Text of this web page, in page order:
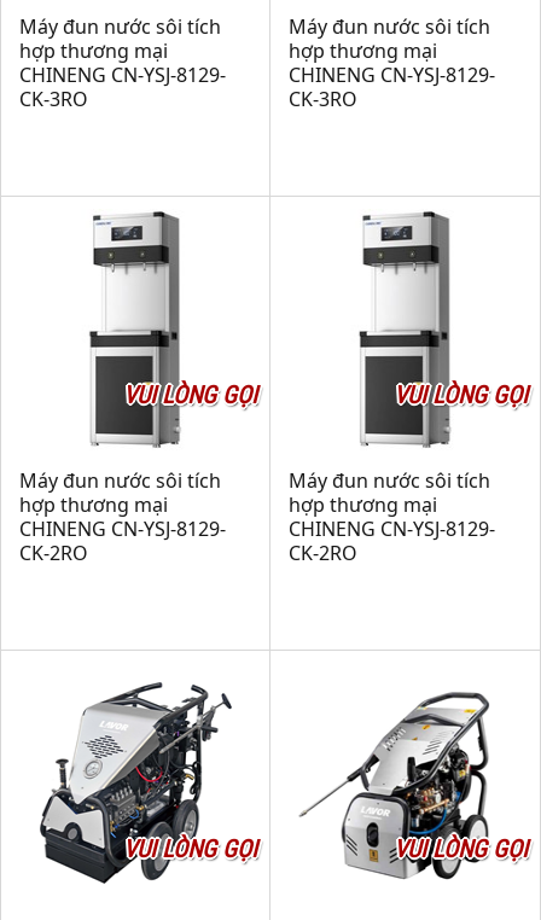
Máy đun nước sôi tích
hợp thương mại
CHINENG CN-YSJ-8129-
CK-3RO
Máy đun nước sôi tích
hợp thương mại
CHINENG CN-YSJ-8129-
CK-3RO
VUI LÒNG GỌI
Máy đun nước sôi tích
hợp thương mại
CHINENG CN-YSJ-8129-
CK-2RO
VUI LÒNG GỌI
Máy đun nước sôi tích
hợp thương mại
CHINENG CN-YSJ-8129-
CK-2RO
VUI LÒNG GỌI VUI LÒNG GỌI